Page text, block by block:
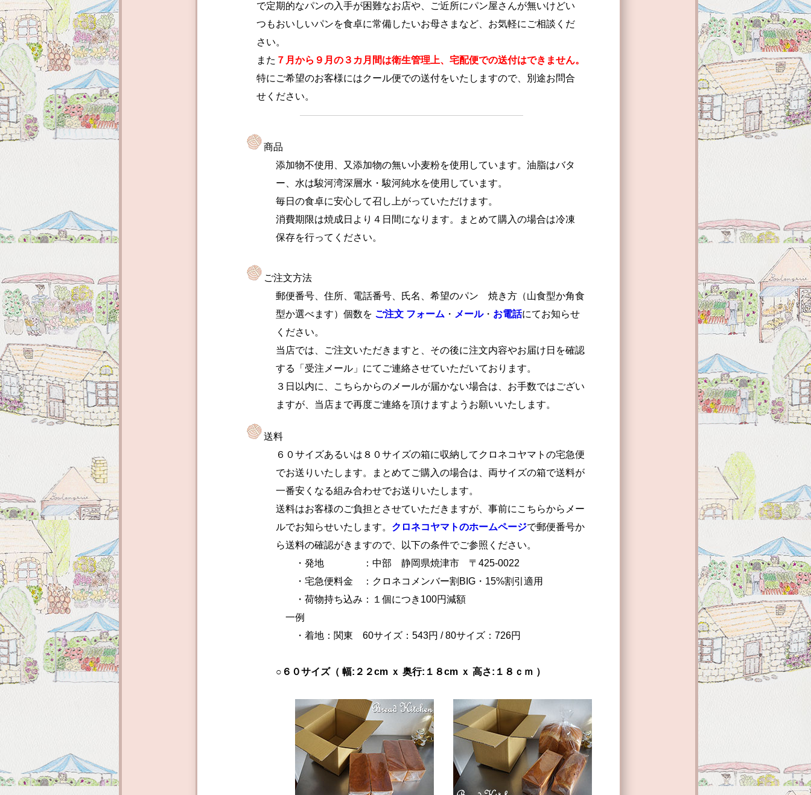
で定期的なパンの入手が困難なお店や、ご近所にパン屋さんが無いけどい
つもおいしいパンを食卓に常備したいお母さまなど、お気軽にご相談くだ
さい。
また ７月から９月の３カ月間は衛生管理上、宅配便での送付はできません。
特にご希望のお客様にはクール便での送付をいたしますので、別途お問合
せください。
商品
添加物不使用、又添加物の無い小麦粉を使用しています。油脂はバタ
ー、水は駿河湾深層水・駿河純水を使用しています。
毎日の食卓に安心して召し上がっていただけます。
消費期限は焼成日より４日間になります。まとめて購入の場合は冷凍
保存を行ってください。
ご注文方法
郵便番号、住所、電話番号、氏名、希望のパン 焼き方（山食型か角食
型か選べます）個数を ご注文 フォーム ・ メール・ お電話にてお知らせ
ください。
当店では、ご注文いただきますと、その後に注文内容やお届け日を確認
する「受注メール」にてご連絡させていただいております。
３日以内に、こちらからのメールが届かない場合は、お手数ではござい
ますが、当店まで再度ご連絡を頂けますようお願いいたします。
送料
６０サイズあるいは８０サイズの箱に収納してクロネコヤマトの宅急便
でお送りいたします。まとめてご購入の場合は、両サイズの箱で送料が
一番安くなる組み合わせでお送りいたします。
送料はお客様のご負担とさせていただきますが、事前にこちらからメー
ルでお知らせいたします。 クロネコヤマトのホームページで郵便番号か
ら送料の確認がきますので、以下の条件でご参照ください。
・発地 ：中部 静岡県焼津市 〒425-0022
・宅急便料金 ：クロネコメンバー割BIG・15%割引適用
・荷物持ち込み：１個につき100円減額
一例
・着地：関東 60サイズ：543円 / 80サイズ：726円
○６０サイズ（ 幅:２２cm ｘ 奥行:１８cm ｘ 高さ:１８ｃｍ ）